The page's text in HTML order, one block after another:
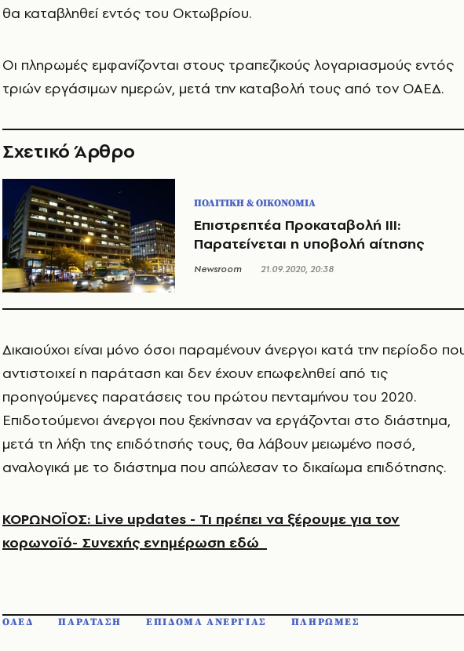
θα καταβληθεί εντός του Οκτωβρίου.
Οι πληρωμές εμφανίζονται στους τραπεζικούς λογαριασμούς εντός
τριών εργάσιμων ημερών, μετά την καταβολή τους από τον ΟΑΕΔ.
Σχετικό Άρθρο
ΠΟΛΙΤΙΚΗ & ΟΙΚΟΝΟΜΙΑ
Επιστρεπτέα Προκαταβολή ΙΙΙ:
Παρατείνεται η υποβολή αίτησης
Newsroom 21.09.2020, 20:38
Δικαιούχοι είναι μόνο όσοι παραμένουν άνεργοι κατά την περίοδο
αντιστοιχεί η παράταση και δεν έχουν επωφεληθεί από τις
προηγούμενες παρατάσεις του πρώτου πενταμήνου του 2020.
Επιδοτούμενοι άνεργοι που ξεκίνησαν να εργάζονται στο διάστημα,
μετά τη λήξη της επιδότησής τους, θα λάβουν μειωμένο ποσό,
αναλογικά με το διάστημα που απώλεσαν το δικαίωμα επιδότησης.
ΚΟΡΩΝΟΪΟΣ: Live updates - Τι πρέπει να ξέρουμε για τον
κορωνοϊό- Συνεχής ενημέρωση εδώ
ΟΑΕΔ ΠΑΡΑΤΑΣΗ ΕΠΙΔΟΜΑ ΑΝΕΡΓΙΑΣ ΠΛΗΡΩΜΕΣ